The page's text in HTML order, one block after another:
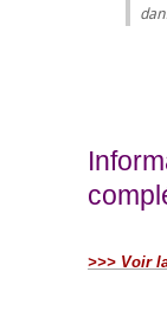
>>> Voir